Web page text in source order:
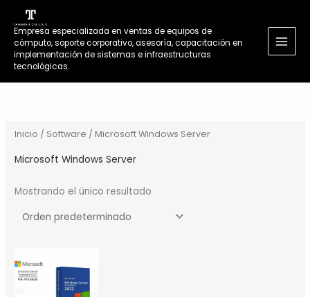
contenido
Empresa especializada en ventas de equipos de
cómputo, soporte corporativo, asesoría, capacitación en
implementación de sistemas e infraestructuras
tecnológicas.
Inicio / Software / Microsoft Windows Server
Microsoft Windows Server
Mostrando el único resultado